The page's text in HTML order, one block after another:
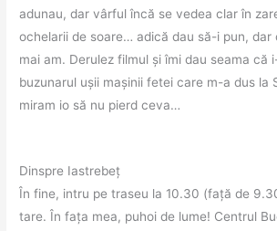
adunau, dar vârful încă se vedea clar în
ochelarii de soare… adică dau să-i pun,
mai am. Derulez filmul și îmi dau seama că
buzunarul ușii mașinii fetei care m-a dus la
miram io să nu pierd ceva…
Dinspre Iastrebeț
În fine, intru pe traseu la 10.30 (față de
tare. În fața mea, puhoi de lume! Centrul